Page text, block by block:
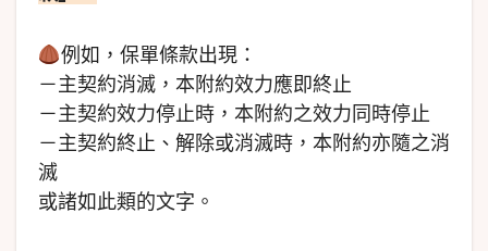
例如，保單條款出現：
－主契約消滅，本附約效力應即終止
－主契約效力停止時，本附約之效力同時停止
－主契約終止、解除或消滅時，本附約亦隨之消
滅
或諸如此類的文字。